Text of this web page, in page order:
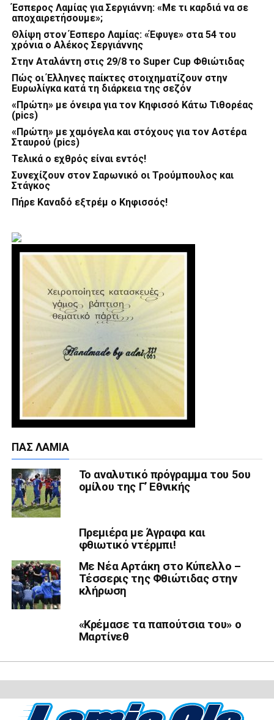
Έσπερος Λαμίας για Σεργιάννη: «Με τι καρδιά να σε
αποχαιρετήσουμε»;
Θλίψη στον Έσπερο Λαμίας: «Έφυγε» στα 54 του
χρόνια ο Αλέκος Σεργιάννης
Στην Αταλάντη στις 29/8 το Super Cup Φθιώτιδας
Πώς οι Έλληνες παίκτες στοιχηματίζουν στην
Ευρωλίγκα κατά τη διάρκεια της σεζόν
«Πρώτη» με όνειρα για τον Κηφισσό Κάτω Τιθορέας
(pics)
«Πρώτη» με χαμόγελα και στόχους για τον Αστέρα
Σταυρού (pics)
Τελικά ο εχθρός είναι εντός!
Συνεχίζουν στον Σαρωνικό οι Τρούμπουλος και
Στάγκος
Πήρε Καναδό εξτρέμ ο Κηφισσός!
ΠΑΣ ΛΑΜΊΑ
Το αναλυτικό πρόγραμμα του 5ου
ομίλου της Γ’ Εθνικής
Πρεμιέρα με Άγραφα και
φθιωτικό ντέρμπι!
Με Νέα Αρτάκη στο Κύπελλο –
Τέσσερις της Φθιώτιδας στην
κλήρωση
«Κρέμασε τα παπούτσια του» ο
Μαρτίνεθ